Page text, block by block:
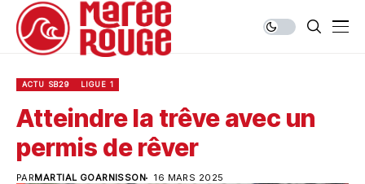
ACTU SB29 LIGUE 1
Atteindre la trêve avec un
permis de rêver
PARMARTIAL GOARNISSON 16 MARS 2025